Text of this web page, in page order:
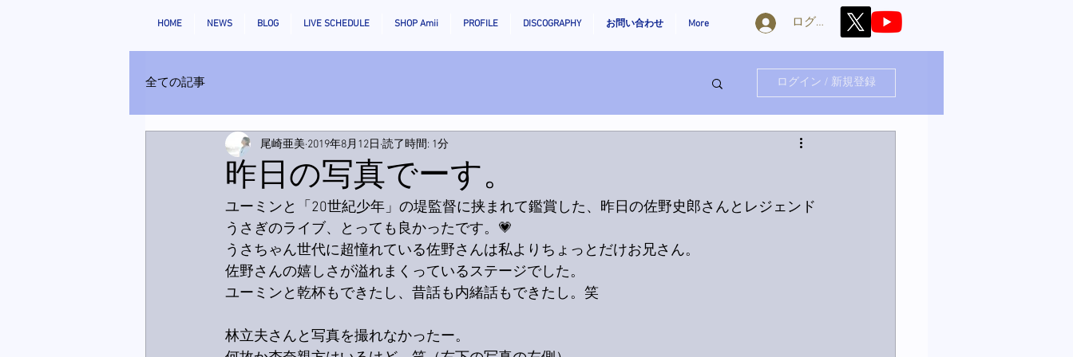
HOME NEWS BLOG LIVE SCHEDULE SHOP Amii PROFILE DISCOGRAPHY お問い合わせ More ログイン
全ての記事 ログイン / 新規登録
昨日の写真でーす。
尾崎亜美 2019年8月12日 読了時間: 1分
ユーミンと「20世紀少年」の堤監督に挟まれて鑑賞した、昨日の佐野史郎さんとレジェンド
うさぎのライブ、とっても良かったです。💗
うさちゃん世代に超憧れている佐野さんは私よりちょっとだけお兄さん。
佐野さんの嬉しさが溢れまくっているステージでした。
ユーミンと乾杯もできたし、昔話も内緒話もできたし。笑
林立夫さんと写真を撮れなかったー。